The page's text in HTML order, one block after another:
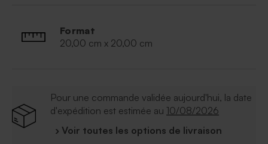
Format
20,00 cm x 20,00 cm
Pour une commande validée aujourd'hui, la date
d'expédition est estimée au 10/08/2026
› Voir toutes les options de livraison